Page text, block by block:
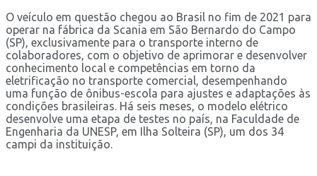
O veículo em questão chegou ao Brasil no fim de 2021 para
operar na fábrica da Scania em São Bernardo do Campo
(SP), exclusivamente para o transporte interno de
colaboradores, com o objetivo de aprimorar e desenvolver
conhecimento local e competências em torno da
eletrificação no transporte comercial, desempenhando
uma função de ônibus-escola para ajustes e adaptações às
condições brasileiras. Há seis meses, o modelo elétrico
desenvolve uma etapa de testes no país, na Faculdade de
Engenharia da UNESP, em Ilha Solteira (SP), um dos 34
campi da instituição.